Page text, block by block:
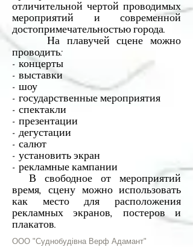
отличительной чертой проводимых
мероприятий и современной
достопримечательностью города.
На плавучей сцене можно
проводить:
- концерты
- выставки
- шоу
- государственные мероприятия
- спектакли
- презентации
- дегустации
- салют
- установить экран
- рекламные кампании
В свободное от мероприятий
время, сцену можно использовать
как место для расположения
рекламных экранов, постеров и
плакатов.
ООО "Суднобудівна Верф Адамант"